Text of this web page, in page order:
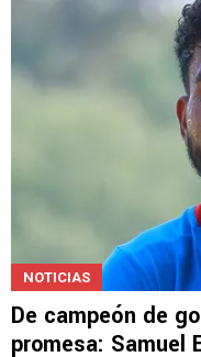
NOTICIAS
De campeón de
promesa: Samuel